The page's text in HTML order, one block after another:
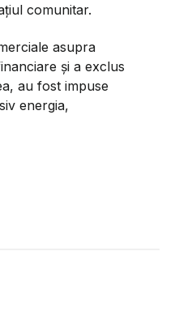
comunitar.
asupra
și a exclus
au fost impuse
energia,